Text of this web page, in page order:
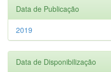
Data de Publicação
2019
Data de Disponibilização